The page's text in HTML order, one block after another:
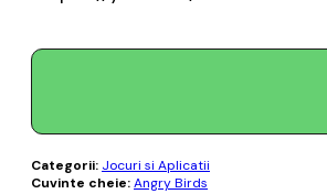
Categorii: Jocuri si Aplicatii
Cuvinte cheie:Angry Birds